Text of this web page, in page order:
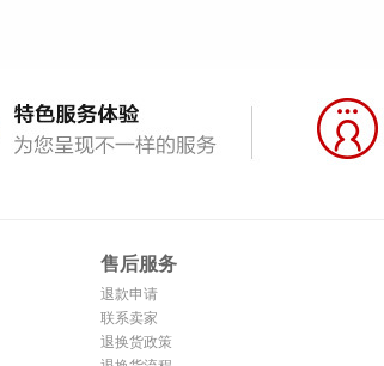
售后服务
退款申请
联系卖家
退换货政策